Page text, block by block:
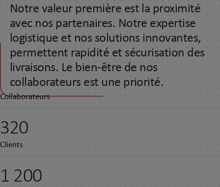
Notre valeur première est la proximité
avec nos partenaires. Notre expertise
logistique et nos solutions innovantes,
permettent rapidité et sécurisation des
livraisons. Le bien-être de nos
collaborateurs est une priorité.
Collaborateurs
320
Clients
1 200